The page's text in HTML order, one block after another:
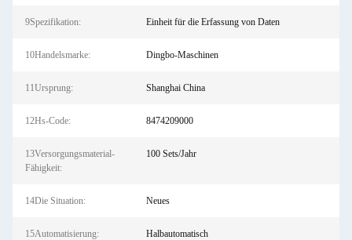
9Spezifikation: Einheit für die Erfassung von Daten
10Handelsmarke: Dingbo-Maschinen
11Ursprung: Shanghai China
12Hs-Code: 8474209000
13Versorgungsmaterial-
Fähigkeit:
100 Sets/Jahr
14Die Situation: Neues
15Automatisierung: Halbautomatisch